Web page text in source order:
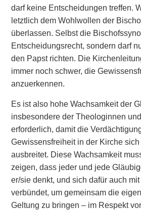
darf keine Entscheidungen treffen.
letztlich dem Wohlwollen der
überlassen. Selbst die
Entscheidungsrecht, sondern darf
den Papst richten. Die
immer noch schwer, die
anzuerkennen.
Es ist also hohe Wachsamkeit der
insbesondere der Theologinnen
erforderlich, damit die
Gewissensfreiheit in der Kirche
ausbreitet. Diese Wachsamkeit
zeigen, dass jeder und jede
er/sie denkt, und sich dafür auch
verbündet, um gemeinsam die
Geltung zu bringen – im Respekt